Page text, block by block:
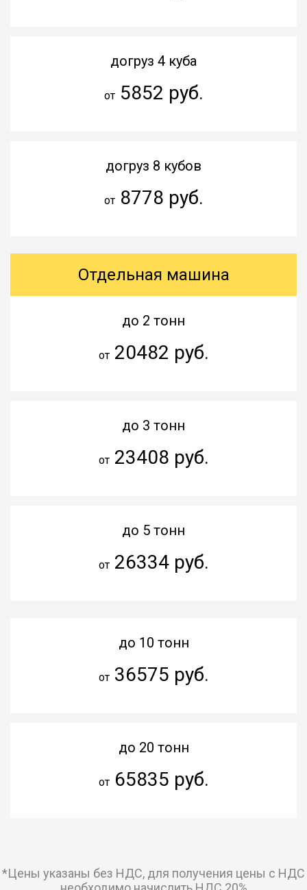
догруз 4 куба
от5852 руб.
догруз 8 кубов
от8778 руб.
Отдельная машина
до 2 тонн
от20482 руб.
до 3 тонн
от23408 руб.
до 5 тонн
от26334 руб.
до 10 тонн
от36575 руб.
до 20 тонн
от65835 руб.
*Цены указаны без НДС, для получения цены с НДС